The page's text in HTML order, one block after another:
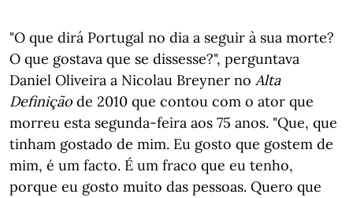
"O que dirá Portugal no dia a seguir à sua morte?
O que gostava que se dissesse?", perguntava
Daniel Oliveira a Nicolau Breyner no Alta
Definição de 2010 que contou com o ator que
morreu esta segunda-feira aos 75 anos. "Que, que
tinham gostado de mim. Eu gosto que gostem de
mim, é um facto. É um fraco que eu tenho,
porque eu gosto muito das pessoas. Quero que